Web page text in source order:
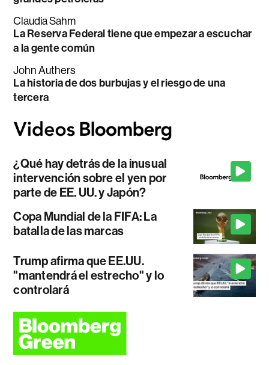
Claudia Sahm
La Reserva Federal tiene que empezar a escuchar
a la gente común
John Authers
La historia de dos burbujas y el riesgo de una
tercera
¿Qué hay detrás de la inusual
intervención sobre el yen por
parte de EE. UU. y Japón?
Copa Mundial de la FIFA: La
batalla de las marcas
Trump afirma que EE.UU.
"mantendrá el estrecho" y lo
controlará